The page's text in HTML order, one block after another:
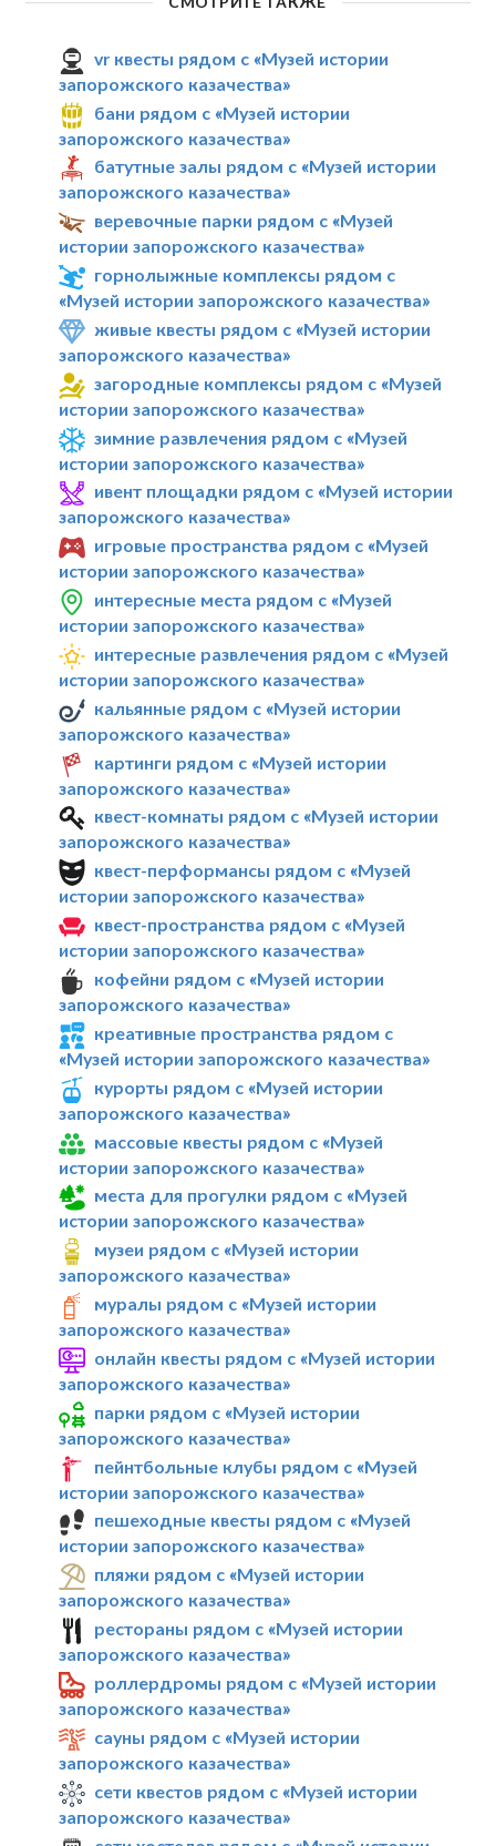
vr квесты рядом с «Музей истории
запорожского казачества»
бани рядом с «Музей истории
запорожского казачества»
батутные залы рядом с «Музей истории
запорожского казачества»
веревочные парки рядом с «Музей
истории запорожского казачества»
горнолыжные комплексы рядом с
«Музей истории запорожского казачества»
живые квесты рядом с «Музей истории
запорожского казачества»
загородные комплексы рядом с «Музей
истории запорожского казачества»
зимние развлечения рядом с «Музей
истории запорожского казачества»
ивент площадки рядом с «Музей истории
запорожского казачества»
игровые пространства рядом с «Музей
истории запорожского казачества»
интересные места рядом с «Музей
истории запорожского казачества»
интересные развлечения рядом с «Музей
истории запорожского казачества»
кальянные рядом с «Музей истории
запорожского казачества»
картинги рядом с «Музей истории
запорожского казачества»
квест-комнаты рядом с «Музей истории
запорожского казачества»
квест-перформансы рядом с «Музей
истории запорожского казачества»
квест-пространства рядом с «Музей
истории запорожского казачества»
кофейни рядом с «Музей истории
запорожского казачества»
креативные пространства рядом с
«Музей истории запорожского казачества»
курорты рядом с «Музей истории
запорожского казачества»
массовые квесты рядом с «Музей
истории запорожского казачества»
места для прогулки рядом с «Музей
истории запорожского казачества»
музеи рядом с «Музей истории
запорожского казачества»
муралы рядом с «Музей истории
запорожского казачества»
онлайн квесты рядом с «Музей истории
запорожского казачества»
парки рядом с «Музей истории
запорожского казачества»
пейнтбольные клубы рядом с «Музей
истории запорожского казачества»
пешеходные квесты рядом с «Музей
истории запорожского казачества»
пляжи рядом с «Музей истории
запорожского казачества»
рестораны рядом с «Музей истории
запорожского казачества»
роллердромы рядом с «Музей истории
запорожского казачества»
сауны рядом с «Музей истории
запорожского казачества»
сети квестов рядом с «Музей истории
запорожского казачества»